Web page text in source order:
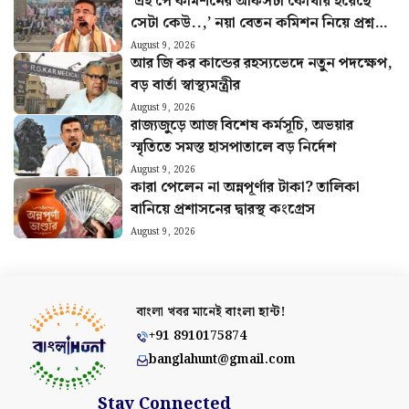
সেটা কেউ..,’ নয়া বেতন কমিশন নিয়ে প্রশ্ন
সরকারি কর্মীদের
August 9, 2026
আর জি কর কান্ডের রহস্যভেদে নতুন পদক্ষেপ,
বড় বার্তা স্বাস্থ্যমন্ত্রীর
August 9, 2026
রাজ্যজুড়ে আজ বিশেষ কর্মসূচি, অভয়ার
স্মৃতিতে সমস্ত হাসপাতালে বড় নির্দেশ
August 9, 2026
কারা পেলেন না অন্নপূর্ণার টাকা? তালিকা
বানিয়ে প্রশাসনের দ্বারস্থ কংগ্রেস
August 9, 2026
বাংলা খবর মানেইবাংলা হান্ট!
+91 8910175874
banglahunt@gmail.com